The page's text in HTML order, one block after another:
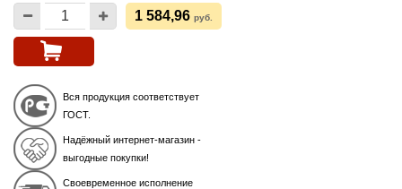
1 584,96 руб.
Вся продукция соответствует
ГОСТ.
Надёжный интернет-магазин -
выгодные покупки!
Своевременное исполнение